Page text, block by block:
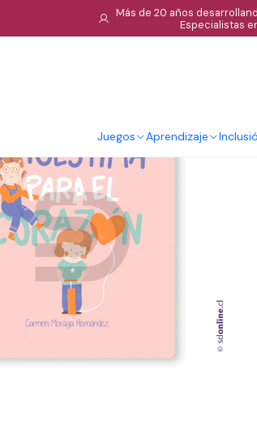
Juegos Aprendizaje
Más de 20 años
Especialistas